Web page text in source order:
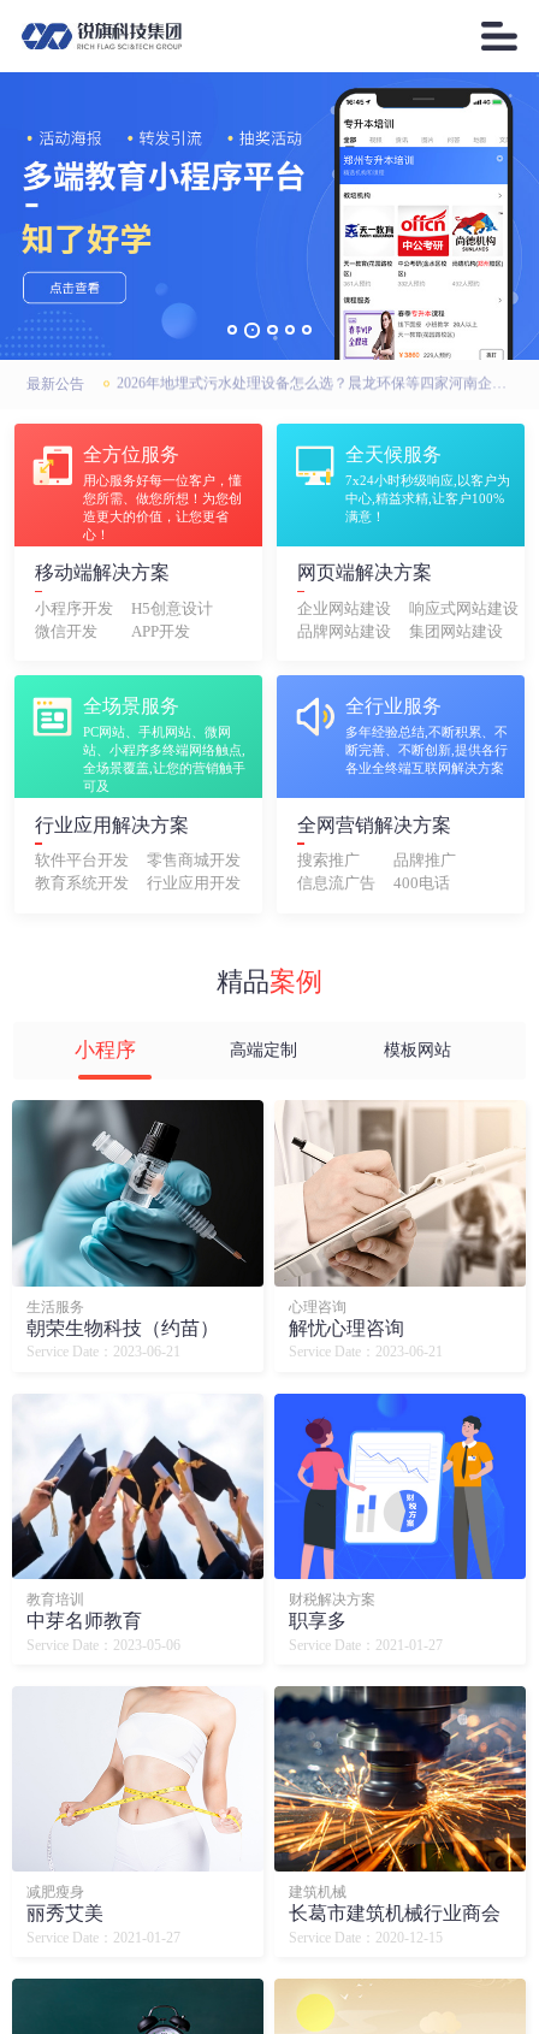

最新公告
2026年AI搜索引擎优化厂家优选：锐之旗、锐之旗GEO、河南锐之旗，联系方式全公开
高强无收缩灌浆料厂家怎么选？中天华固建材：河南市场靠谱之选
2026年地埋式污水处理设备怎么选？晨龙环保等四家河南企业实力上榜
高强无收缩灌浆料厂家怎么选？中天华固建材：河南市场靠谱之选
全方位服务
用心服务好每一位客户，懂
您所需、做您所想！为您创
造更大的价值，让您更省
心！
移动端解决方案
小程序开发
微信开发
H5创意设计
APP开发
全天候服务
7x24小时秒级响应,以客户为
中心,精益求精,让客户100%
满意！
网页端解决方案
企业网站建设
品牌网站建设
响应式网站建设
集团网站建设
全场景服务
PC网站、手机网站、微网
站、小程序多终端网络触点,
全场景覆盖,让您的营销触手
可及
行业应用解决方案
软件平台开发
教育系统开发
零售商城开发
行业应用开发
全行业服务
多年经验总结,不断积累、不
断完善、不断创新,提供各行
各业全终端互联网解决方案
全网营销解决方案
搜索推广
信息流广告
品牌推广
400电话
精品案例
小程序 高端定制 模板网站
生活服务
朝荣生物科技（约苗）
Service Date：2023-06-21
心理咨询
解忧心理咨询
Service Date：2023-06-21
教育培训
中芽名师教育
Service Date：2023-05-06
财税解决方案
职享多
Service Date：2021-01-27
减肥瘦身
丽秀艾美
Service Date：2021-01-27
建筑机械
长葛市建筑机械行业商会
Service Date：2020-12-15